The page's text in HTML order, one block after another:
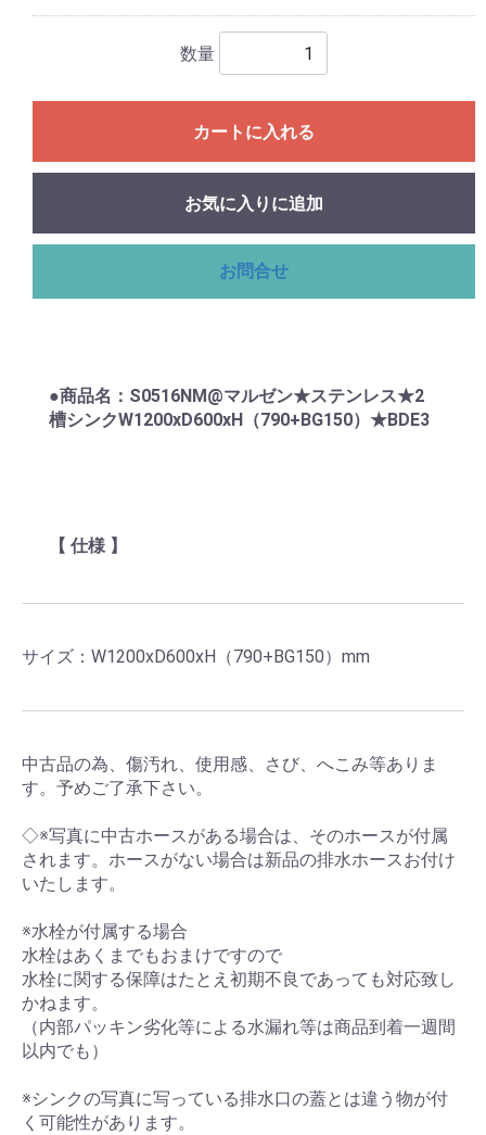
数量
カートに入れる
お気に入りに追加
お問合せ
●商品名：S0516NM@マルゼン★ステンレス★2
槽シンクW1200xD600xH（790+BG150）★BDE3
【 仕様 】
サイズ：W1200xD600xH（790+BG150）mm
中古品の為、傷汚れ、使用感、さび、へこみ等ありま
す。予めご了承下さい。
◇※写真に中古ホースがある場合は、そのホースが付属
されます。ホースがない場合は新品の排水ホースお付け
いたします。
※水栓が付属する場合
水栓はあくまでもおまけですので
水栓に関する保障はたとえ初期不良であっても対応致し
かねます。
（内部パッキン劣化等による水漏れ等は商品到着一週間
以内でも）
※シンクの写真に写っている排水口の蓋とは違う物が付
く可能性があります。